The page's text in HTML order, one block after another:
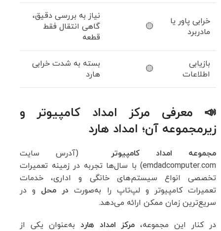
خرابی پاور یا
مادربرد
🟡
نیاز به بررسی دقیق،
گاهی انتقال فقط
قطعه
بازیابی
اطلاعات
🟡
بسته به شدت خرابی
هارد
📣 معرفی مرکز امداد کامپیوتر و
زیرمجموعه آن؛ امداد هارد
مجموعه امداد کامپیوتر (آدرس سایت
emdadcomputer.com) با سال‌ها تجربه در زمینه تعمیرات
تخصصی انواع سیستم‌های خانگی و اداری، خدمات
تعمیرات کامپیوتر و لپ‌تاپ را به‌صورت در محل و در
سریع‌ترین زمان ممکن ارائه می‌دهد.
در کنار این مجموعه، مرکز امداد هارد به‌عنوان یکی از